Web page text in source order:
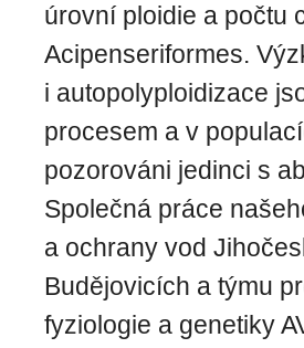
úrovní ploidie a počtu
Acipenseriformes.
i autopolyploidizace
procesem a v
pozorováni jedinci s
Společná práce
a ochrany vod
Budějovicích a týmu
fyziologie a genetiky